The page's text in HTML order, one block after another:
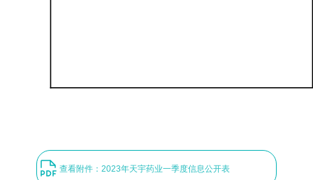
查看附件：2023年天宇药业一季度信息公开表